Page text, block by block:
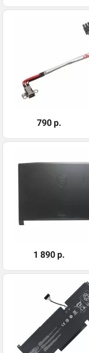
790 р.
1 890 р.